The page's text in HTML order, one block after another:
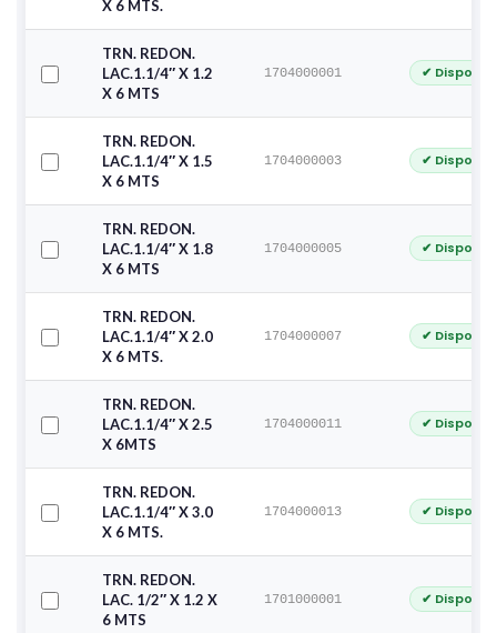
X 6 MTS.
TRN. REDON.
LAC.1.1/4″ X 1.2
X 6 MTS
1704000001 ✔
TRN. REDON.
LAC.1.1/4″ X 1.5
X 6 MTS
1704000003 ✔
TRN. REDON.
LAC.1.1/4″ X 1.8
X 6 MTS
1704000005 ✔
TRN. REDON.
LAC.1.1/4″ X 2.0
X 6 MTS.
1704000007 ✔
TRN. REDON.
LAC.1.1/4″ X 2.5
X 6MTS
1704000011 ✔
TRN. REDON.
LAC.1.1/4″ X 3.0
X 6 MTS.
1704000013 ✔
TRN. REDON.
LAC. 1/2″ X 1.2 X
6 MTS
1701000001 ✔